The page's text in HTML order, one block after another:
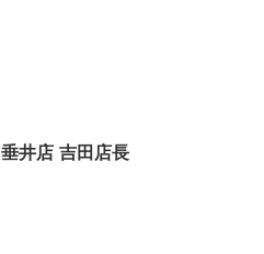
垂井店 吉田店長